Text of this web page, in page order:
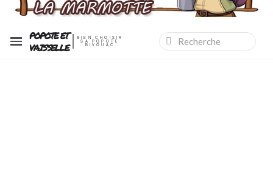
POPOTE ET
VAISSELLE
BIEN CHOISIR
SA POPOTE
BIVOUAC